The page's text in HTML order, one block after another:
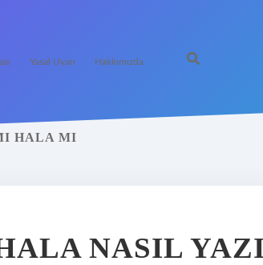
Yasal Uyarı Hakkımızda
HALA MI
NASIL